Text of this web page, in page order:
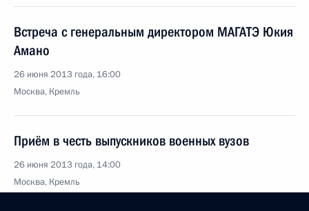
Встреча с генеральным директором МАГАТЭ Юкия
Амано
26 июня 2013 года, 16:00
Москва, Кремль
Приём в честь выпускников военных вузов
26 июня 2013 года, 14:00
Москва, Кремль